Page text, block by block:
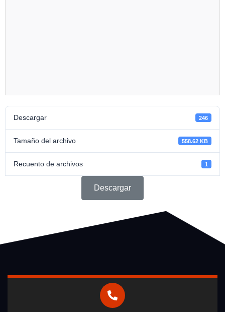
Descargar 246
Tamaño del archivo 558.62 KB
Recuento de archivos 1
Descargar